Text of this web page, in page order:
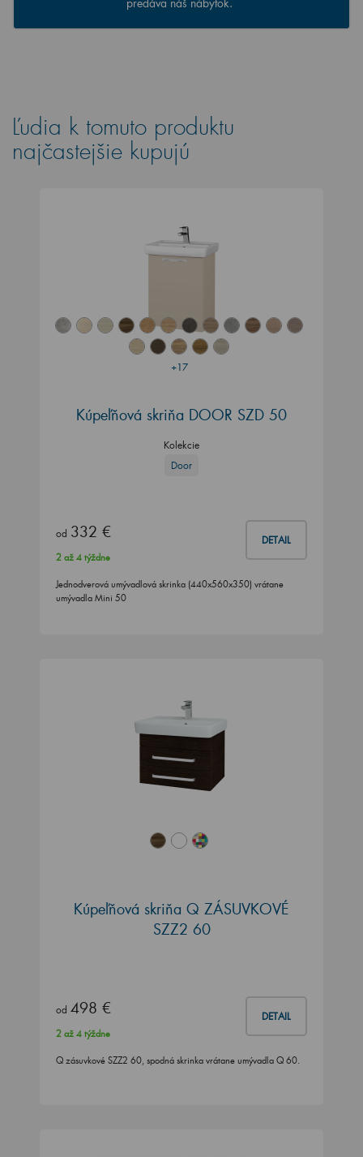
Ľudia k tomuto produktu
najčastejšie kupujú
+17
Kúpeľňová skriňa DOOR SZD 50
Kolekcie
Door
od 332 € DETAIL
2 až 4 týždne
Jednodverová umývadlová skrinka (440x560x350) vrátane
umývadla Mini 50
Kúpeľňová skriňa Q ZÁSUVKOVÉ
SZZ2 60
od 498 € DETAIL
2 až 4 týždne
Q zásuvkové SZZ2 60, spodná skrinka vrátane umývadla Q 60.